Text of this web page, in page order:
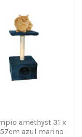
amethyst 31 x
57cm azul marino